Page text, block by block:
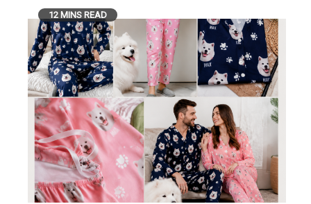
12 MINS READ